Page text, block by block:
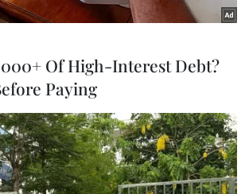
Võ
2026
đường tỉnh 161 sau mưa
lớn, giao thông bị chia cắt
07/08/2026 10:08
Of High-Interest Debt?
Paying